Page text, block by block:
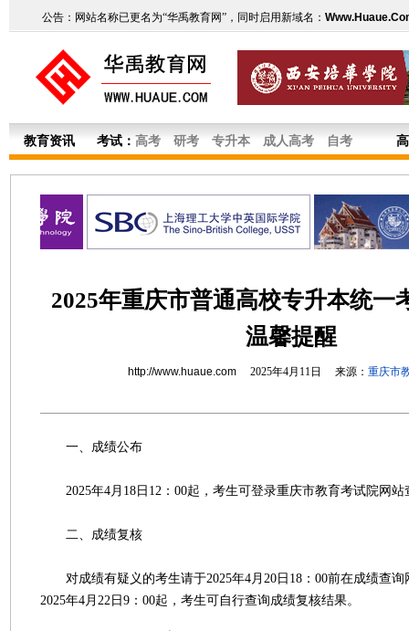
公告：网站名称已更名为“华禹教育网”，同时启用新域名：
教育资讯 考试： 高考 研考 专升本 成人高考 自考
2025年重庆市普通高校专升本统一
温馨提醒
http://www.huaue.com2025年4月11日 来源： 重庆市
一、成绩公布
2025年4月18日12：00起，考生可登录重庆市教育考试院网站
二、成绩复核
对成绩有疑义的考生请于2025年4月20日18：00前在成绩查询
2025年4月22日9：00起，考生可自行查询成绩复核结果。